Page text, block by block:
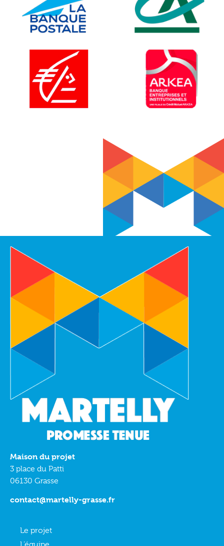
Maison du projet
3 place du Patti
06130 Grasse
contact@martelly-grasse.fr
Le projet